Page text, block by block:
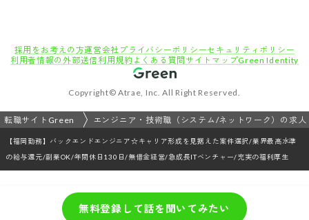
無料登録して話を聞いてみたい